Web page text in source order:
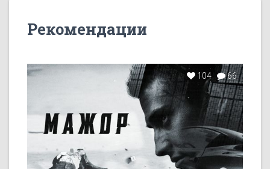
Рекомендации
104 66